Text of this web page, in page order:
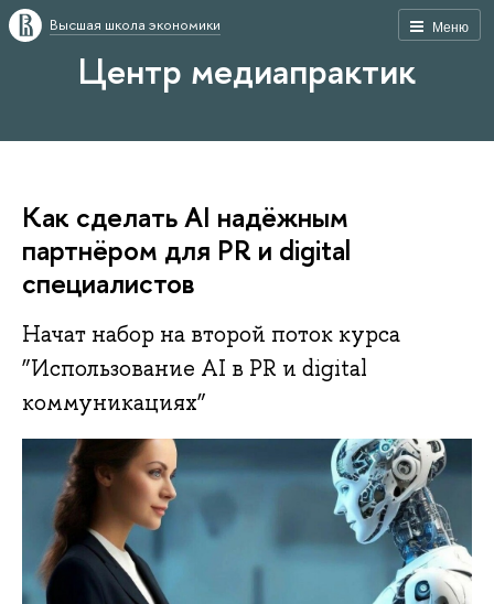
Меню
Высшая школа экономики
Центр медиапрактик
Как сделать AI надёжным
партнёром для PR и digital
специалистов
Начат набор на второй поток курса
”Использование AI в PR и digital
коммуникациях”